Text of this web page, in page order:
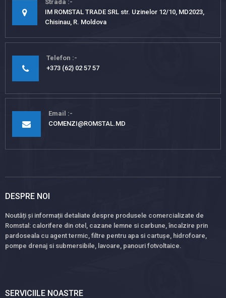
Strada
IM ROMSTAL TRADE SRL str. Uzinelor 12/10, MD2023,
Chisinau, R. Moldova
Telefon
+373 (62) 02 57 57
Email
COMENZI@ROMSTAL.MD
DESPRE NOI
Noutăți și informații detaliate despre produsele comercializate de
Romstal: calorifere din otel, cazane lemne si carbune, încalzire prin
pardoseala cu agent termic, filtre pentru apa si cartușe, hidrofoare,
pompe drenaj si submersibile, lavoare, panouri fotvoltaice.
SERVICIILE NOASTRE